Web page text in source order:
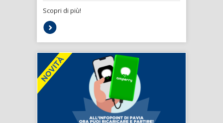
Scopri di più!